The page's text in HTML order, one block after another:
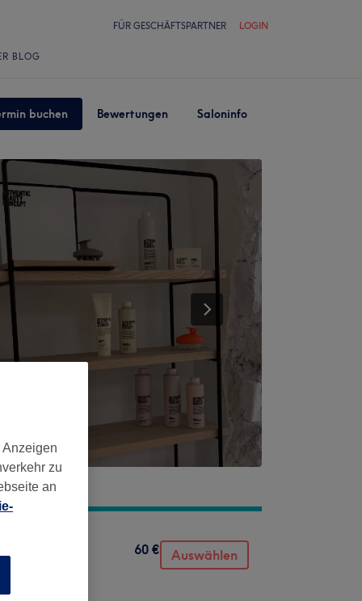
FÜR GESCHÄFTSPARTNER LOGIN
BLOG
buchen Bewertungen Saloninfo
60 € Auswählen
zu
an